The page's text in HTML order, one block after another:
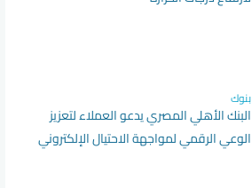
بنوك
البنك الأهلي المصري يدعو العملاء لتعزيز
الوعي الرقمي لمواجهة الاحتيال الإلكتروني